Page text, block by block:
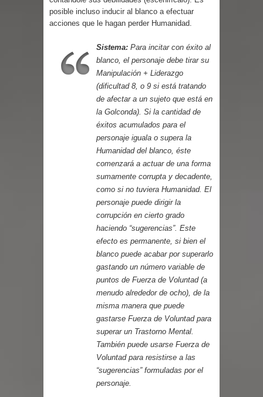
Parte 03: Reflexiones
posible incluso inducir al blanco a efectuar
acciones que le hagan perder Humanidad.
Sistema: Para incitar con éxito al
blanco, el personaje debe tirar su
Manipulación + Liderazgo
(dificultad 8, o 9 si está tratando
de afectar a un sujeto que está en
la Golconda). Si la cantidad de
éxitos acumulados para el
personaje iguala o supera la
Humanidad del blanco, éste
comenzará a actuar de una forma
sumamente corrupta y decadente,
como si no tuviera Humanidad. El
personaje puede dirigir la
corrupción en cierto grado
haciendo “sugerencias”. Este
efecto es permanente, si bien el
blanco puede acabar por superarlo
gastando un número variable de
puntos de Fuerza de Voluntad (a
menudo alrededor de ocho), de la
misma manera que puede
gastarse Fuerza de Voluntad para
superar un Trastorno Mental.
También puede usarse Fuerza de
Voluntad para resistirse a las
“sugerencias” formuladas por el
personaje.